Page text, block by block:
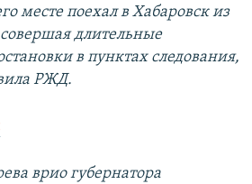
месте поехал в Хабаровск из
длительные
в пунктах следования,
РЖД.
врио губернатора